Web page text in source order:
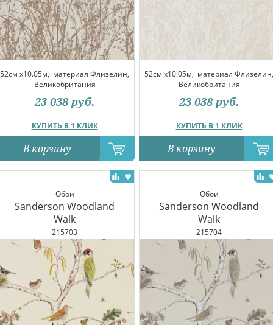
52см x10.05м, материал Флизелин,
Великобритания
КУПИТЬ В 1 КЛИК
23 038 руб.
В корзину
52см x10.05м, материал Флизелин,
Великобритания
КУПИТЬ В 1 КЛИК
23 038 руб.
В корзину
Обои
Sanderson Woodland
Walk
215703
Обои
Sanderson Woodland
Walk
215704